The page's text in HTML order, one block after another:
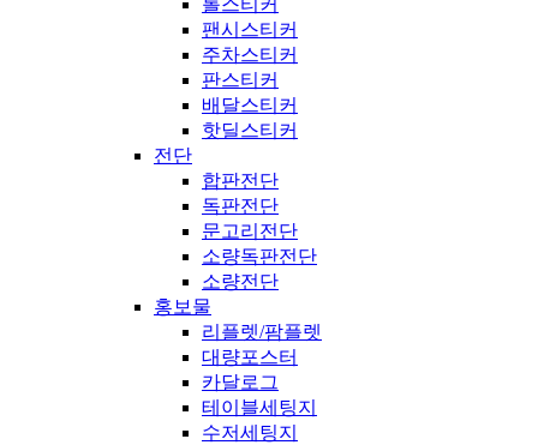
팬시스티커
주차스티커
판스티커
배달스티커
핫딜스티커
전단
합판전단
독판전단
문고리전단
소량독판전단
소량전단
홍보물
리플렛/팜플렛
대량포스터
카달로그
테이블세팅지
수저세팅지